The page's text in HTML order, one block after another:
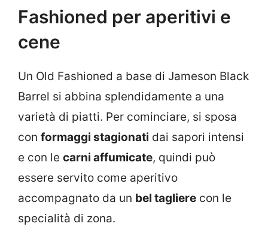
Fashioned per aperitivi e
cene
Un Old Fashioned a base di Jameson Black
Barrel si abbina splendidamente a una
varietà di piatti. Per cominciare, si sposa
con formaggi stagionati dai sapori intensi
e con le carni affumicate, quindi può
essere servito come aperitivo
accompagnato da un bel tagliere con le
specialità di zona.